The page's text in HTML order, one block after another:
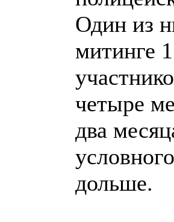
Один из
митинге
четыре
два
дольше.